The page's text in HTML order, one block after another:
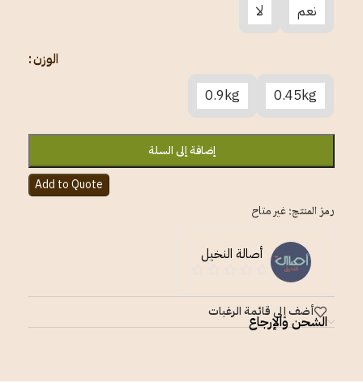
نعم لا
الوزن
0.45kg
0.9kg
إضافة إلى السلة
Add to Quote
رمز المنتج:غير متاح
أصالة النخيل
أضف إلى قائمة الرغبات
الشحن والإرجاع